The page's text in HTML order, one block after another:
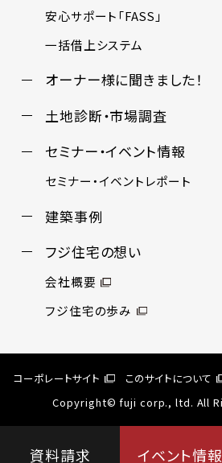
安心サポート「FASS」
一括借上システム
オーナー様に聞きました！
土地診断・市場調査
セミナー・イベント情報
セミナー・イベントレポート
建築事例
フジ住宅の想い
会社概要
フジ住宅の歩み
コーポレートサイト このサイトについて
Copyright© fuji corp., ltd. All
資料請求 イベント情報